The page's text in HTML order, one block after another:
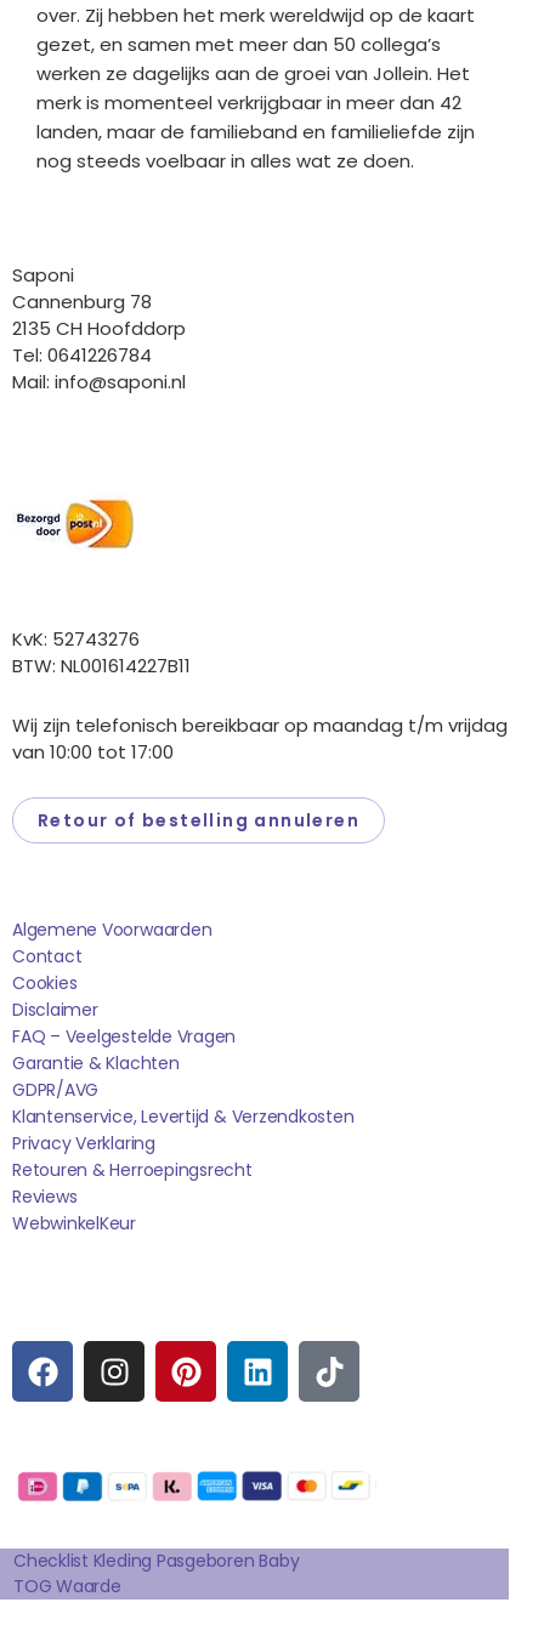
over. Zij hebben het merk wereldwijd op de kaart
gezet, en samen met meer dan 50 collega’s
werken ze dagelijks aan de groei van Jollein. Het
merk is momenteel verkrijgbaar in meer dan 42
landen, maar de familieband en familieliefde zijn
nog steeds voelbaar in alles wat ze doen.
Saponi
Cannenburg 78
2135 CH Hoofddorp
Tel: 0641226784
Mail: info@saponi.nl
KvK: 52743276
BTW: NL001614227B11
Wij zijn telefonisch bereikbaar op maandag t/m vrijdag
van 10:00 tot 17:00
Retour of bestelling annuleren
Algemene Voorwaarden
Contact
Cookies
Disclaimer
FAQ – Veelgestelde Vragen
Garantie & Klachten
GDPR/AVG
Klantenservice, Levertijd & Verzendkosten
Privacy Verklaring
Retouren & Herroepingsrecht
Reviews
WebwinkelKEur
F
A
C
B
O
O
K
I
N
S
A
R
A
M
P
I
N
E
R
E
S
T
L
I
N
E
D
I
N
T
I
K
O
K
Checklist Kleding Pasgeboren Baby
TOG Waarde